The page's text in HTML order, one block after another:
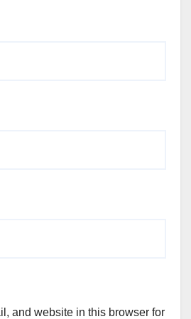
and website in this browser for